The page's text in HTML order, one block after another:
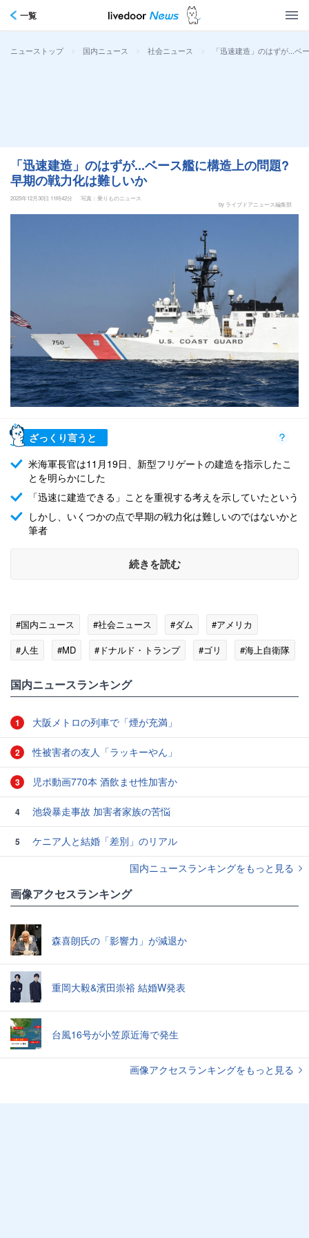
一覧
ニューストップ > 国内ニュース > 社会ニュース > 「迅速建造」のはずが...ベ
「迅速建造」のはずが...ベース艦に構造上の問題?
早期の戦力化は難しいか
2025年12月30日 11時42分
写真：乗りものニュース
by ライブドアニュース編集部
ざっくり言うと
米海軍長官は11月19日、新型フリゲートの建造を指示したこ
とを明らかにした
「迅速に建造できる」ことを重視する考えを示していたという
しかし、いくつかの点で早期の戦力化は難しいのではないかと
筆者
続きを読む
#国内ニュース #社会ニュース #ダム
#アメリカ
#人生
#MD #ドナルド・トランプ #ゴリ #海上自衛隊
国内ニュースランキング
1 大阪メトロの列車で「煙が充満」
2 性被害者の友人「ラッキーやん」
3 児ポ動画770本 酒飲ませ性加害か
4 池袋暴走事故 加害者家族の苦悩
5
ケニア人と結婚「差別」のリアル
国内ニュースランキングをもっと見る
画像アクセスランキング
森喜朗氏の「影響力」が減退か
重岡大毅&濱田崇裕 結婚W発表
台風16号が小笠原近海で発生
画像アクセスランキングをもっと見る